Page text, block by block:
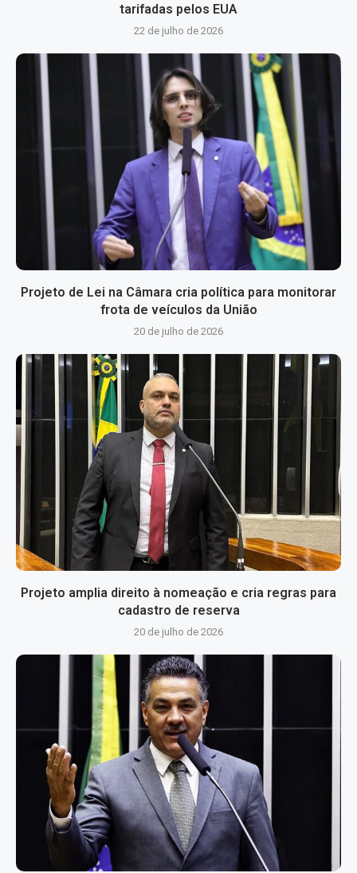
tarifadas pelos EUA
22 de julho de 2026
Projeto de Lei na Câmara cria política para monitorar
frota de veículos da União
20 de julho de 2026
Projeto amplia direito à nomeação e cria regras para
cadastro de reserva
20 de julho de 2026